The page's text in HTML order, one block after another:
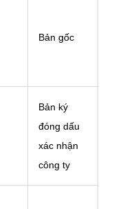
Bản gốc
Bản ký
đóng dấu
xác nhận
công ty